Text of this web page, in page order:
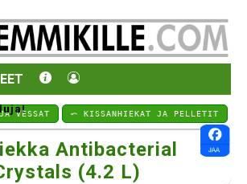
VESSAT ⤺ KISSANHIEKAT JA PELLETIT
Antibacterial
(4.2 L)